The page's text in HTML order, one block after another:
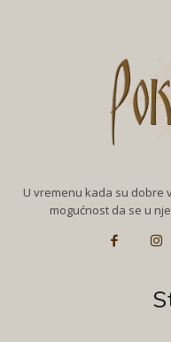
U vremenu kada su dobre
mogućnost da se u